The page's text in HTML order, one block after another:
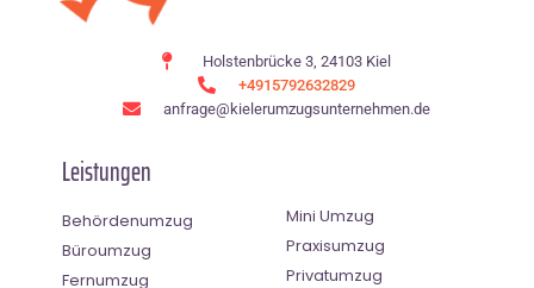
Holstenbrücke 3, 24103 Kiel
+4915792632829
anfrage@kielerumzugsunternehmen.de
Leistungen
Behördenumzug
Büroumzug
Fernumzug
Mini Umzug
Praxisumzug
Privatumzug